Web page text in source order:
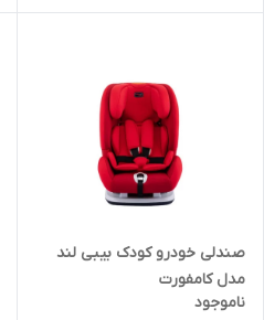
صندلی خودرو کودک بیبی لند
مدل کامفورت
ناموجود